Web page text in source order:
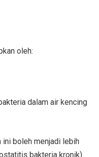
oleh:
dalam air kencing
ini boleh menjadi lebih
bakteria kronik).